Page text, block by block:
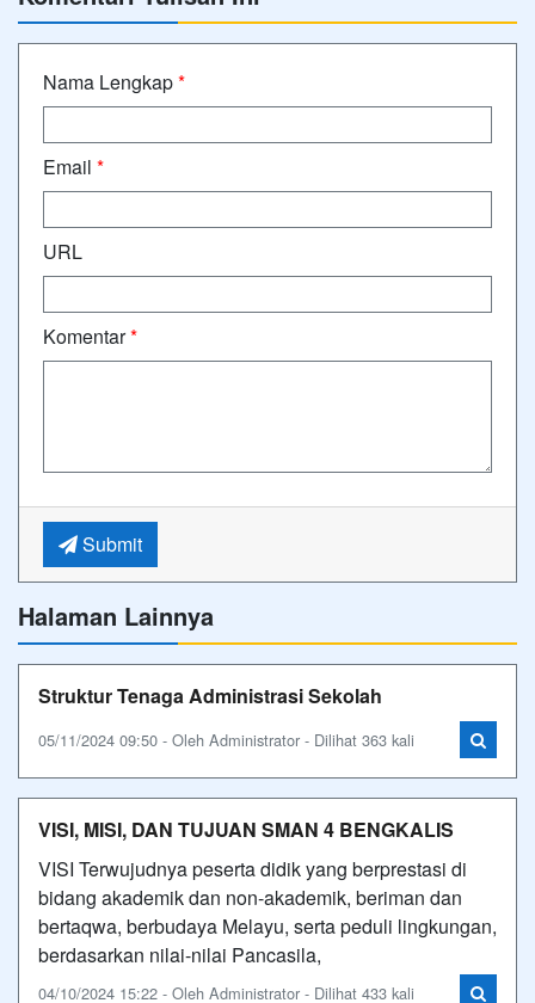
Nama Lengkap*
Email *
URL
Komentar*
Submit
Halaman Lainnya
Struktur Tenaga Administrasi Sekolah
05/11/2024 09:50 - Oleh Administrator - Dilihat 363 kali
VISI, MISI, DAN TUJUAN SMAN 4 BENGKALIS
VISI Terwujudnya peserta didik yang berprestasi di
bidang akademik dan non-akademik, beriman dan
bertaqwa, berbudaya Melayu, serta peduli lingkungan,
berdasarkan nilai-nilai Pancasila,
04/10/2024 15:22 - Oleh Administrator - Dilihat 433 kali